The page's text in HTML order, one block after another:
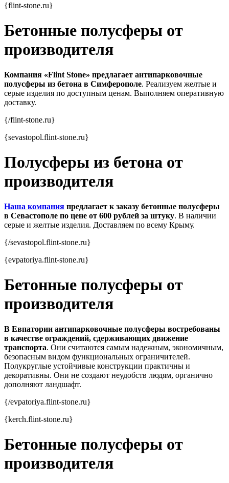
{flint-stone.ru}
Бетонные полусферы от
производителя
Компания «Flint Stone» предлагает антипарковочные
полусферы из бетона в Симферополе. Реализуем желтые и
серые изделия по доступным ценам. Выполняем оперативную
доставку.
{/flint-stone.ru}
{sevastopol.flint-stone.ru}
Полусферы из бетона от
производителя
Наша компания предлагает к заказу бетонные полусферы
в Севастополе по цене от 600 рублей за штуку. В наличии
серые и желтые изделия. Доставляем по всему Крыму.
{/sevastopol.flint-stone.ru}
{evpatoriya.flint-stone.ru}
Бетонные полусферы от
производителя
В Евпатории антипарковочные полусферы востребованы
в качестве ограждений, сдерживающих движение
транспорта. Они считаются самым надежным, экономичным,
безопасным видом функциональных ограничителей.
Полукруглые устойчивые конструкции практичны и
декоративны. Они не создают неудобств людям, органично
дополняют ландшафт.
{/evpatoriya.flint-stone.ru}
{kerch.flint-stone.ru}
Бетонные полусферы от
производителя